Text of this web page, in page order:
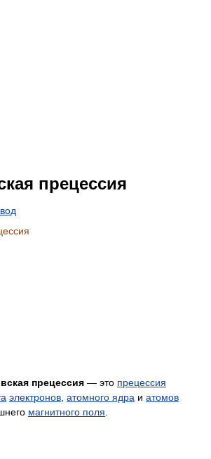
прецессия
прецессия — это прецессия
электронов атомного ядра и атомов
магнитного поля